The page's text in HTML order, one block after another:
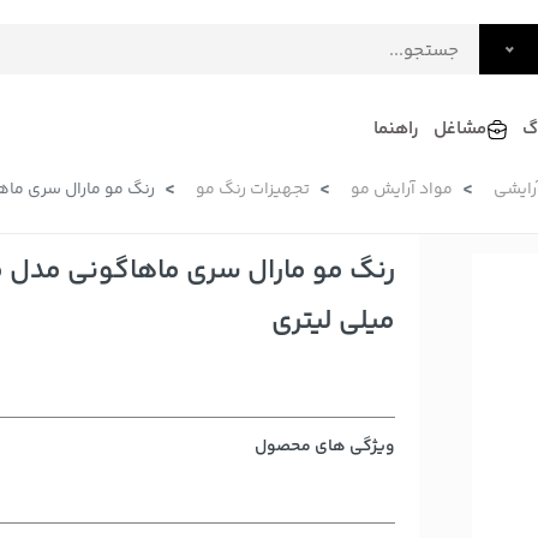
فرآورده های لبنی
دکوراسیون داخلی و تزئینی
سرو و پذیرایی
لوازم حیوانات خانگی
مشاغل راهنما
مواد آرایش مو تجهیزات رنگ مو رنگ مو مارال سری ماهاگونی
میلی لیتری
ویژگی های محصول